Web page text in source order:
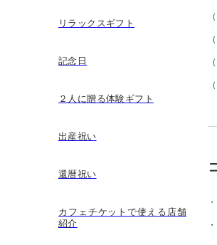
リラックスギフト
記念日
２人に贈る体験ギフト
出産祝い
還暦祝い
カフェチケットで使える店舗
紹介